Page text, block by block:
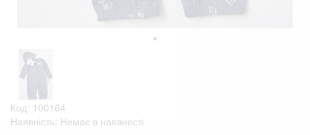
Код: 100164
Наявність: Немає в наявності